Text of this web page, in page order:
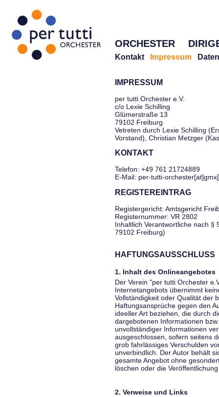
ORCHESTER
Kontakt Impressum
IMPRESSUM
per tutti Orchester e.V.
c/o Lexie Schilling
Glümerstraße 13
79102 Freiburg
Vetreten durch Lexie Schilling
Vorstand), Christian Metzger
KONTAKT
Telefon: +49 761 21724889
E-Mail: per-tutti-
REGISTEREINTRAG
Registergericht: Amtsgericht
Registernummer: VR 2802
Inhaltlich Verantwortliche nach §
79102 Freiburg)
HAFTUNGSAUSSCHLUSS
1. Inhalt des Onlineangebotes
Der Verein "per tutti Orchester
Internetangebots übernimmt
Vollständigkeit oder Qualität der
Haftungsansprüche gegen den
ideeller Art beziehen, die durch
dargebotenen Informationen
unvollständiger Informationen
ausgeschlossen, sofern seitens
grob fahrlässiges Verschulden
unverbindlich. Der Autor behält
gesamte Angebot ohne
löschen oder die
2. Verweise und Links